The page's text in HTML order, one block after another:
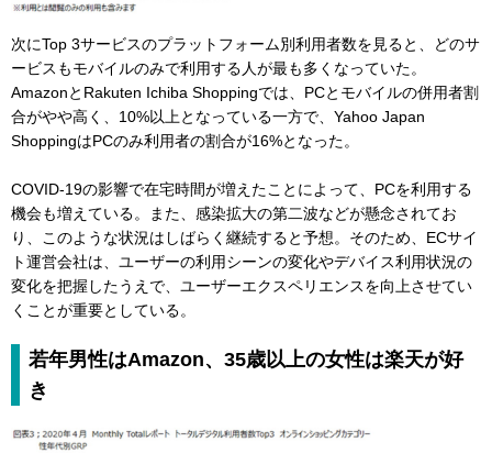
次にTop 3サービスのプラットフォーム別利用者数を見ると、どのサ
ービスもモバイルのみで利用する人が最も多くなっていた。
AmazonとRakuten Ichiba Shoppingでは、PCとモバイルの併用者割
合がやや高く、10%以上となっている一方で、Yahoo Japan
ShoppingはPCのみ利用者の割合が16%となった。
COVID-19の影響で在宅時間が増えたことによって、PCを利用する
機会も増えている。また、感染拡大の第二波などが懸念されてお
り、このような状況はしばらく継続すると予想。そのため、ECサイ
ト運営会社は、ユーザーの利用シーンの変化やデバイス利用状況の
変化を把握したうえで、ユーザーエクスペリエンスを向上させてい
くことが重要としている。
若年男性はAmazon、35歳以上の女性は楽天が好
き